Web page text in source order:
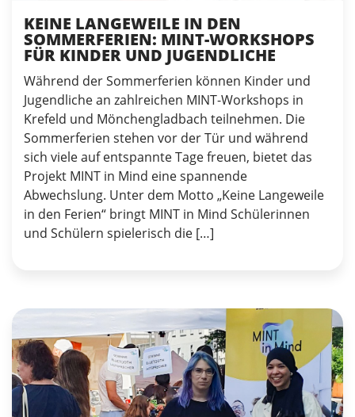
KEINE LANGEWEILE IN DEN
SOMMERFERIEN: MINT-WORKSHOPS
FÜR KINDER UND JUGENDLICHE
Während der Sommerferien können Kinder und
Jugendliche an zahlreichen MINT-Workshops in
Krefeld und Mönchengladbach teilnehmen. Die
Sommerferien stehen vor der Tür und während
sich viele auf entspannte Tage freuen, bietet das
Projekt MINT in Mind eine spannende
Abwechslung. Unter dem Motto „Keine Langeweile
in den Ferien“ bringt MINT in Mind Schülerinnen
und Schülern spielerisch die […]